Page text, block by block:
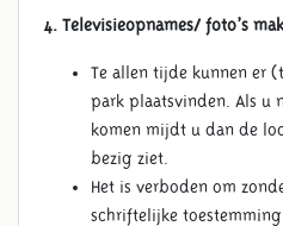
4. Televisieopnames/ foto’s
Te allen tijde kunnen er
park plaatsvinden. Als u
komen mijdt u dan de
bezig ziet.
Het is verboden om
schriftelijke